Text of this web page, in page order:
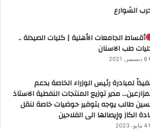
الشوارع
أقساط الجامعات الأهلية | كليات الصيدلة ..
طب الاسنان
6 ديسمبر، 2021
لمبادرة رئيس الوزراء الخاصة بدعم
مدير توزيع المنتجات النفطية الاستاذ
طالب يوجه بتوفير حوضيات خاصة لنقل
الكاز وإيصالها الى الفلاحين
4 مايو، 2023